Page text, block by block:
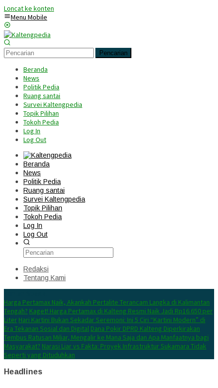
Loncat ke konten
Menu Mobile
Pencarian
Beranda
News
Politik Pedia
Ruang santai
Survei Kaltengpedia
Topik Pilihan
Tokoh Pedia
Log In
Log Out
Beranda
News
Politik Pedia
Ruang santai
Survei Kaltengpedia
Topik Pilihan
Tokoh Pedia
Log In
Log Out
Redaksi
Tentang Kami
Harga Pertamax Naik, Akankah Pertalite Terancam Langka di Kalimantan
Tengah? Kaget! Harga Pertamax di Kalteng Resmi Naik Jadi Rp16.650 per
Liter Hari Kartini Bukan Sekadar Seremoni: Ini 5 Ciri “Kartini Modern” di
Era Tekanan Sosial dan Digital Dana Pokir DPRD Kalteng Diperkirakan
Tembus Ratusan Miliar, Mengalir ke Mana Saja dan Apa Manfaatnya bagi
Masyarakat? Narasi Liar vs Fakta: Proyek Infrastruktur Sukamara Tidak
Seperti yang Dituduhkan
Headlines